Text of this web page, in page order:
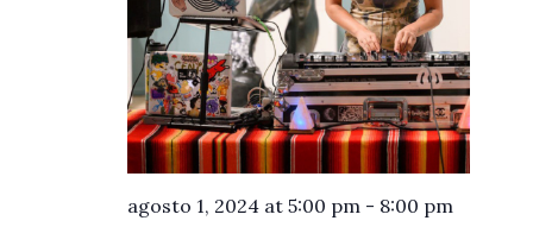
agosto 1, 2024 at 5:00 pm - 8:00 pm